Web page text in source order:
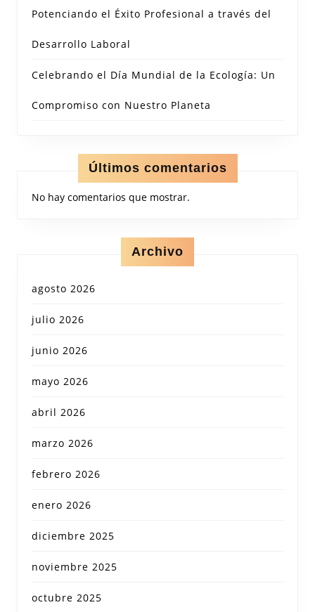
Potenciando el Éxito Profesional a través del
Desarrollo Laboral
Celebrando el Día Mundial de la Ecología: Un
Compromiso con Nuestro Planeta
Últimos comentarios
No hay comentarios que mostrar.
Archivo
agosto 2026
julio 2026
junio 2026
mayo 2026
abril 2026
marzo 2026
febrero 2026
enero 2026
diciembre 2025
noviembre 2025
octubre 2025